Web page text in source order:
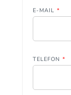
E-MAIL *
TELEFON *